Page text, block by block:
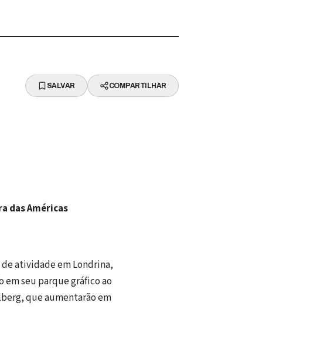
SALVAR COMPARTILHAR
das Américas
atividade em Londrina,
em seu parque gráfico ao
que aumentarão em